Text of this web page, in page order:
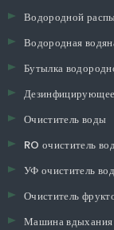
Водородной
Водородная
Бутылка
Очиститель воды
RO очиститель
УФ очиститель
Очиститель
Машина вдыхания